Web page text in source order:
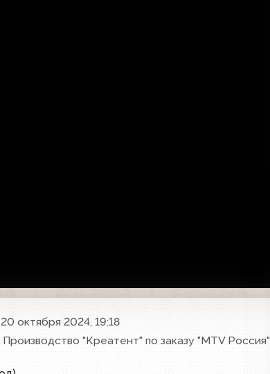
20 октября 2024, 19:18
"Креатент" по заказу "MTV Россия"